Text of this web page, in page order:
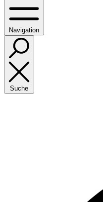
Navigation
Suche